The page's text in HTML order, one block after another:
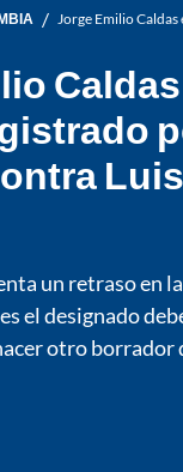
/ Jorge Emilio
un retraso en
el designado
otro borrador